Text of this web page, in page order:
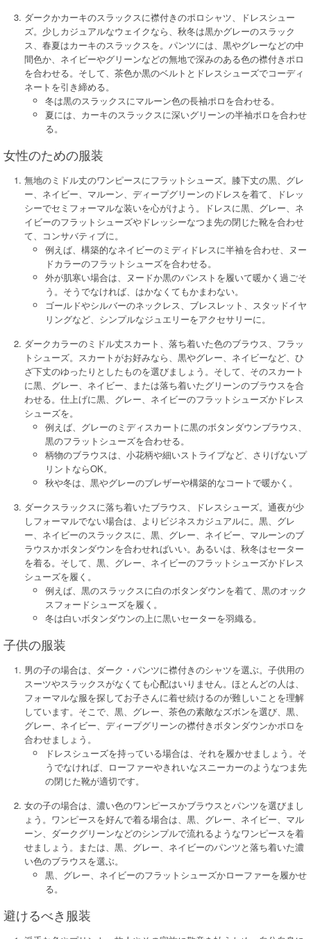
ダークかカーキのスラックスに襟付きのポロシャツ、ドレスシュー
ズ。少しカジュアルなウェイクなら、秋冬は黒かグレーのスラック
ス、春夏はカーキのスラックスを。パンツには、黒やグレーなどの中
間色か、ネイビーやグリーンなどの無地で深みのある色の襟付きポロ
を合わせる。そして、茶色か黒のベルトとドレスシューズでコーディ
ネートを引き締める。
冬は黒のスラックスにマルーン色の長袖ポロを合わせる。
夏には、カーキのスラックスに深いグリーンの半袖ポロを合わせ
る。
女性のための服装
無地のミドル丈のワンピースにフラットシューズ。膝下丈の黒、グレ
ー、ネイビー、マルーン、ディープグリーンのドレスを着て、ドレッ
シーでセミフォーマルな装いを心がけよう。ドレスに黒、グレー、ネ
イビーのフラットシューズやドレッシーなつま先の閉じた靴を合わせ
て、コンサバティブに。
例えば、構築的なネイビーのミディドレスに半袖を合わせ、ヌー
ドカラーのフラットシューズを合わせる。
外が肌寒い場合は、ヌードか黒のパンストを履いて暖かく過ごそ
う。そうでなければ、はかなくてもかまわない。
ゴールドやシルバーのネックレス、ブレスレット、スタッドイヤ
リングなど、シンプルなジュエリーをアクセサリーに。
ダークカラーのミドル丈スカート、落ち着いた色のブラウス、フラッ
トシューズ。スカートがお好みなら、黒やグレー、ネイビーなど、ひ
ざ下丈のゆったりとしたものを選びましょう。そして、そのスカート
に黒、グレー、ネイビー、または落ち着いたグリーンのブラウスを合
わせる。仕上げに黒、グレー、ネイビーのフラットシューズかドレス
シューズを。
例えば、グレーのミディスカートに黒のボタンダウンブラウス、
黒のフラットシューズを合わせる。
柄物のブラウスは、小花柄や細いストライプなど、さりげないプ
リントならOK。
秋や冬は、黒やグレーのブレザーや構築的なコートで暖かく。
ダークスラックスに落ち着いたブラウス、ドレスシューズ。通夜が少
しフォーマルでない場合は、よりビジネスカジュアルに。黒、グレ
ー、ネイビーのスラックスに、黒、グレー、ネイビー、マルーンのブ
ラウスかボタンダウンを合わせればいい。あるいは、秋冬はセーター
を着る。そして、黒、グレー、ネイビーのフラットシューズかドレス
シューズを履く。
例えば、黒のスラックスに白のボタンダウンを着て、黒のオック
スフォードシューズを履く。
冬は白いボタンダウンの上に黒いセーターを羽織る。
子供の服装
男の子の場合は、ダーク・パンツに襟付きのシャツを選ぶ。子供用の
スーツやスラックスがなくても心配はいりません。ほとんどの人は、
フォーマルな服を探してお子さんに着せ続けるのが難しいことを理解
しています。そこで、黒、グレー、茶色の素敵なズボンを選び、黒、
グレー、ネイビー、ディープグリーンの襟付きボタンダウンかポロを
合わせましょう。
ドレスシューズを持っている場合は、それを履かせましょう。そ
うでなければ、ローファーやきれいなスニーカーのようなつま先
の閉じた靴が適切です。
女の子の場合は、濃い色のワンピースかブラウスとパンツを選びまし
ょう。ワンピースを好んで着る場合は、黒、グレー、ネイビー、マル
ーン、ダークグリーンなどのシンプルで流れるようなワンピースを着
せましょう。または、黒、グレー、ネイビーのパンツと落ち着いた濃
い色のブラウスを選ぶ。
黒、グレー、ネイビーのフラットシューズかローファーを履かせ
る。
避けるべき服装